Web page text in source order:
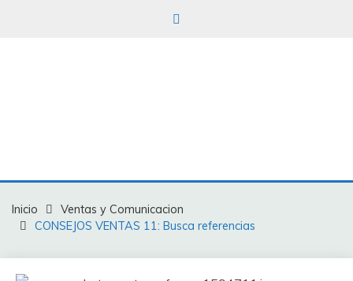
Inicio
Ventas y Comunicacion
CONSEJOS VENTAS 11: Busca referencias